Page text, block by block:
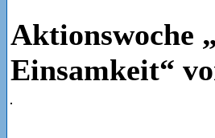
Aktionswoche
Einsamkeit“